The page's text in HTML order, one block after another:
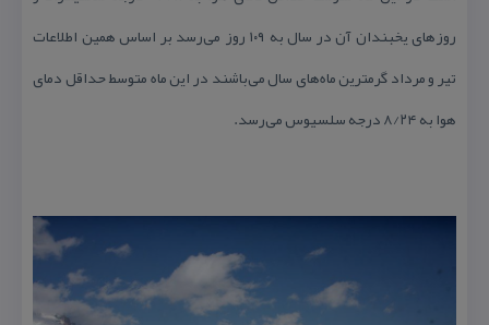
روزهای یخبندان آن در سال به ۱۰۹ روز می‌رسد بر اساس همین اطلاعات
تیر و مرداد گرمترین ماه‌های سال می‌باشند در این ماه متوسط حداقل دمای
هوا به ۸/۲۴ درجه سلسیوس می‌رسد.